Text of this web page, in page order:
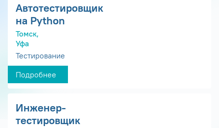
Автотестировщик
на Python
Томск,
Уфа
Тестирование
Подробнее
Инженер-
тестировщик